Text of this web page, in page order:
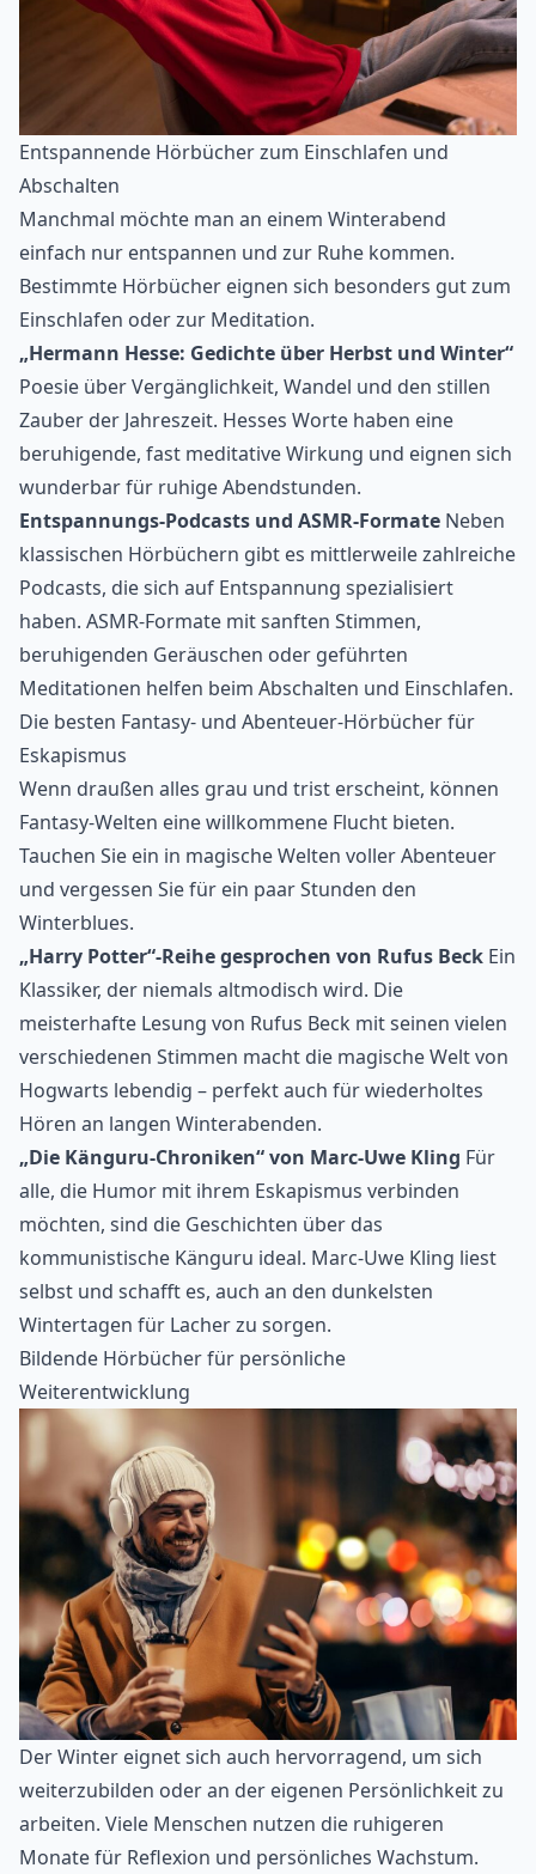
Entspannende Hörbücher zum Einschlafen und
Abschalten
Manchmal möchte man an einem Winterabend
einfach nur entspannen und zur Ruhe kommen.
Bestimmte Hörbücher eignen sich besonders gut zum
Einschlafen oder zur Meditation.
„Hermann Hesse: Gedichte über Herbst und Winter“
Poesie über Vergänglichkeit, Wandel und den stillen
Zauber der Jahreszeit. Hesses Worte haben eine
beruhigende, fast meditative Wirkung und eignen sich
wunderbar für ruhige Abendstunden.
Entspannungs-Podcasts und ASMR-Formate Neben
klassischen Hörbüchern gibt es mittlerweile zahlreiche
Podcasts, die sich auf Entspannung spezialisiert
haben. ASMR-Formate mit sanften Stimmen,
beruhigenden Geräuschen oder geführten
Meditationen helfen beim Abschalten und Einschlafen.
Die besten Fantasy- und Abenteuer-Hörbücher für
Eskapismus
Wenn draußen alles grau und trist erscheint, können
Fantasy-Welten eine willkommene Flucht bieten.
Tauchen Sie ein in magische Welten voller Abenteuer
und vergessen Sie für ein paar Stunden den
Winterblues.
„Harry Potter“-Reihe gesprochen von Rufus Beck Ein
Klassiker, der niemals altmodisch wird. Die
meisterhafte Lesung von Rufus Beck mit seinen vielen
verschiedenen Stimmen macht die magische Welt von
Hogwarts lebendig – perfekt auch für wiederholtes
Hören an langen Winterabenden.
„Die Känguru-Chroniken“ von Marc-Uwe Kling Für
alle, die Humor mit ihrem Eskapismus verbinden
möchten, sind die Geschichten über das
kommunistische Känguru ideal. Marc-Uwe Kling liest
selbst und schafft es, auch an den dunkelsten
Wintertagen für Lacher zu sorgen.
Bildende Hörbücher für persönliche
Weiterentwicklung
Der Winter eignet sich auch hervorragend, um sich
weiterzubilden oder an der eigenen Persönlichkeit zu
arbeiten. Viele Menschen nutzen die ruhigeren
Monate für Reflexion und persönliches Wachstum.